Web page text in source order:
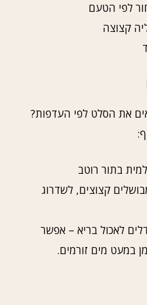
לפי הטעם
את הסלט לפי העדפות?
בתור רוטב
קצוצים, לשדרוג
לאכול בריא – אפשר
במעט מים זורמים.